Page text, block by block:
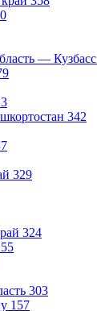
— Кузбасс
342
329
324
303
157